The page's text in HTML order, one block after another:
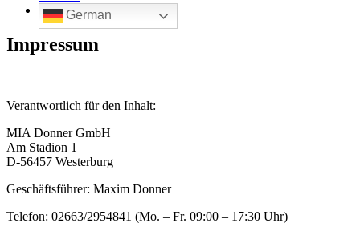
German
Impressum
Verantwortlich für den Inhalt:
MIA Donner GmbH
Am Stadion 1
D-56457 Westerburg
Geschäftsführer: Maxim Donner
Telefon: 02663/2954841 (Mo. – Fr. 09:00 – 17:30 Uhr)